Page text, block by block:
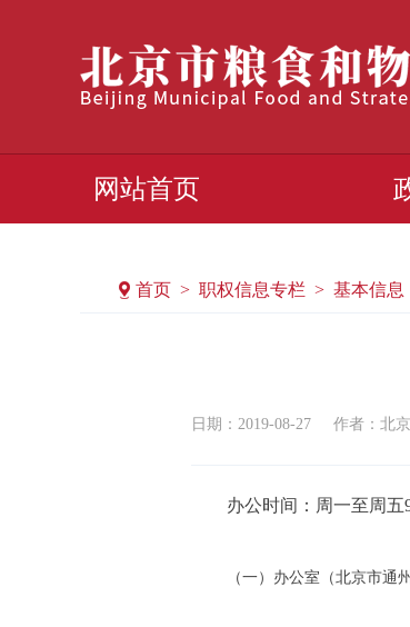
网站首页
首页 > 职权信息专栏 > 基本信息
日期：2019-08-27 作者：北
办公时间：周一至周五
（一）办公室（北京市通